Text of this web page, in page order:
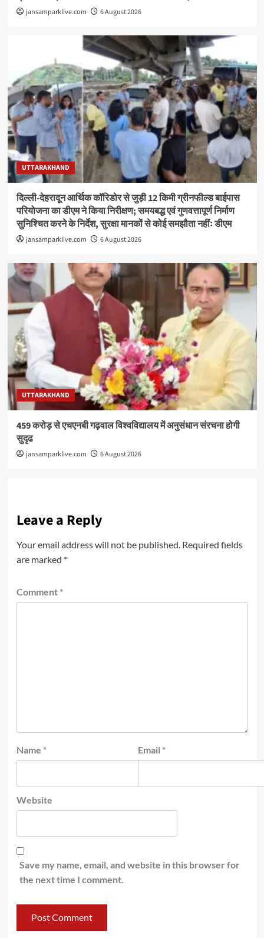
jansamparklive.com 6 August 2026
UTTARAKHAND
दिल्ली-देहरादून आर्थिक कॉरिडोर से जुड़ी 12 किमी ग्रीनफील्ड बाईपास
परियोजना का डीएम ने किया निरीक्षण; समयबद्ध एवं गुणवत्तापूर्ण निर्माण
सुनिश्चित करने के निर्देश, सुरक्षा मानकों से कोई समझौता नहींः डीएम
jansamparklive.com 6 August 2026
UTTARAKHAND
459 करोड़ से एचएनबी गढ़वाल विश्वविद्यालय में अनुसंधान संरचना होगी
सुदृढ
jansamparklive.com 6 August 2026
Leave a Reply
Your email address will not be published. Required fields
are marked *
Comment *
Name * Email *
Website
Save my name, email, and website in this browser for
the next time I comment.